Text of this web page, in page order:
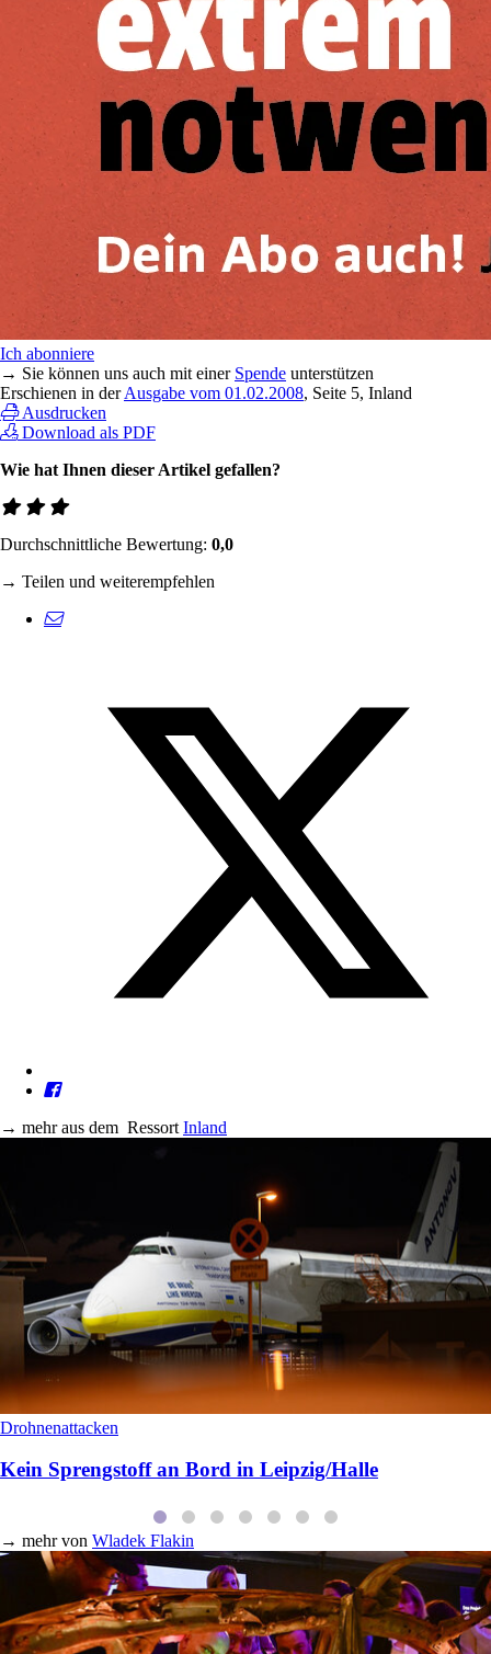
Ich abonniere
→ Sie können uns auch mit einer Spende unterstützen
Erschienen in derAusgabe vom 01.02.2008, Seite 5, Inland
Ausdrucken
Download als PDF
Wie hat Ihnen dieser Artikel gefallen?
Durchschnittliche Bewertung: 0,0
→ Teilen und weiterempfehlen
→ mehr aus dem Ressort Inland
Drohnenattacken
Kein Sprengstoff an Bord in Leipzig/Halle
→ mehr von Wladek Flakin